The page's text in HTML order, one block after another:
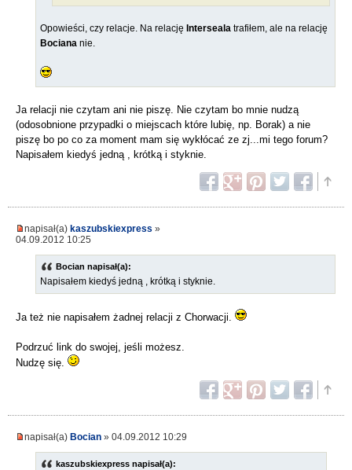
Opowieści, czy relacje. Na relację Interseala trafiłem, ale na relację
Bociana nie.
Ja relacji nie czytam ani nie piszę. Nie czytam bo mnie nudzą
(odosobnione przypadki o miejscach które lubię, np. Borak) a nie
piszę bo po co za moment mam się wykłócać ze zj...mi tego forum?
Napisałem kiedyś jedną , krótką i styknie.
napisał(a) kaszubskiexpress »
04.09.2012 10:25
Bocian napisał(a):
Napisałem kiedyś jedną , krótką i styknie.
Ja też nie napisałem żadnej relacji z Chorwacji.
Podrzuć link do swojej, jeśli możesz.
Nudzę się.
napisał(a) Bocian » 04.09.2012 10:29
kaszubskiexpress napisał(a):